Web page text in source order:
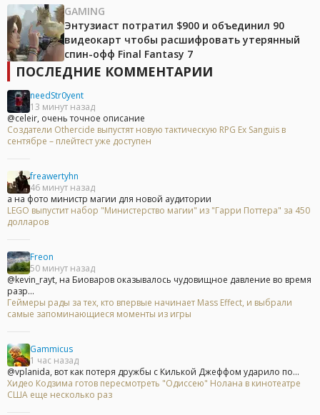
GAMING
Энтузиаст потратил $900 и объединил 90
видеокарт чтобы расшифровать утерянный
спин-офф Final Fantasy 7
ПОСЛЕДНИЕ КОММЕНТАРИИ
needStr0yent
13 минут назад
@celeir, очень точное описание
Создатели Othercide выпустят новую тактическую RPG Ex Sanguis в
сентябре – плейтест уже доступен
freawertyhn
46 минут назад
а на фото министр магии для новой аудитории
LEGO выпустит набор "Министерство магии" из "Гарри Поттера" за 450
долларов
Freon
50 минут назад
@kevin_rayt, на Биоваров оказывалось чудовищное давление во время
разр...
Геймеры рады за тех, кто впервые начинает Mass Effect, и выбрали
самые запоминающиеся моменты из игры
Gammicus
1 час назад
@vplanida, вот как потеря дружбы с Килькой Джеффом ударило по...
Хидео Кодзима готов пересмотреть "Одиссею" Нолана в кинотеатре
США еще несколько раз